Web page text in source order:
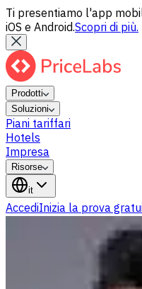
Ti presentiamo l'app
iOS e Android.Scopri di più.
Prodotti
Soluzioni
Piani tariffari
Hotels
Impresa
Risorse
it
AccediInizia la prova